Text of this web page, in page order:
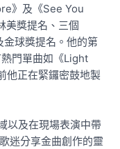
》及《See You
美獎提名、三個
球獎提名。他的第
門單曲如《Light
他正在緊鑼密鼓地製
以及在現場表演中帶
迷分享金曲創作的靈